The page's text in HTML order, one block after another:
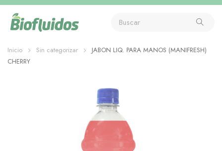
Inicio Sin categorizar
JABON LIQ. PARA MANOS (MANIFRESH)
CHERRY